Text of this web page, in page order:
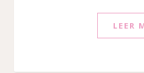
LEER